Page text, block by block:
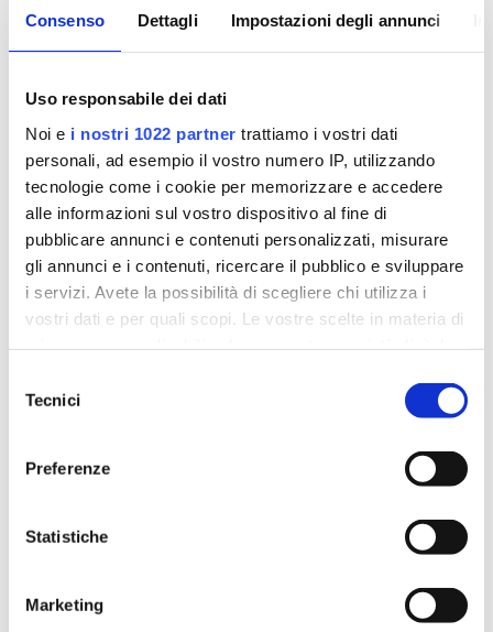
Consenso Dettagli Impostazioni degli annunci
Uso responsabile dei dati
Noi e i nostri 1022 partner trattiamo i vostri dati
personali, ad esempio il vostro numero IP, utilizzando
tecnologie come i cookie per memorizzare e accedere
alle informazioni sul vostro dispositivo al fine di
pubblicare annunci e contenuti personalizzati, misurare
gli annunci e i contenuti, ricercare il pubblico e sviluppare
i servizi. Avete la possibilità di scegliere chi utilizza i
vostri dati e per quali scopi. Le vostre scelte in materia di
modificare o revocare il proprio consenso in qualsiasi
momento dalla Dichiarazione sui cookie o facendo clic
raccogliere informazioni sulla tua posizione
geografica, con un'approssimazione di qualche
Identificare il tuo dispositivo, scansionandolo
delTecnici
Preferenze
Statistiche
Marketing
Giugno
2021
COOKIE POLICY